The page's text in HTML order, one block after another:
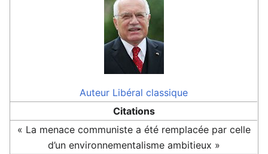
Auteur Libéral classique
Citations
« La menace communiste a été remplacée par celle
d’un environnementalisme ambitieux »